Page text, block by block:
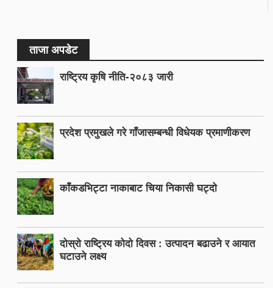
ताजा अपडेट
राष्ट्रिय कृषि नीति-२०८३ जारी
प्रदेश प्रमुखले गरे गाँजासम्बन्धी विधेयक प्रमाणीकरण
काँकडभिट्टा नाकाबाट चिया निकासी घट्दो
दोस्रो राष्ट्रिय कोदो दिवस : उत्पादन बढाउने र आयात
घटाउने लक्ष्य